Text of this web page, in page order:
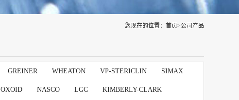
您现在的位置： 首页>公司产品
GREINER WHEATON VP-STERICLIN SIMAX
OXOID NASCO LGC KIMBERLY-CLARK